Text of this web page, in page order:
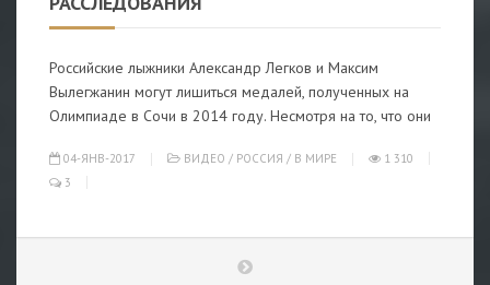
Российские лыжники Александр Легков и Максим
Вылегжанин могут лишиться медалей, полученных на
Олимпиаде в Сочи в 2014 году. Несмотря на то, что они
04-ЯНВ-2017 ВИДЕО / РОССИЯ / В МИРЕ
1 310
3